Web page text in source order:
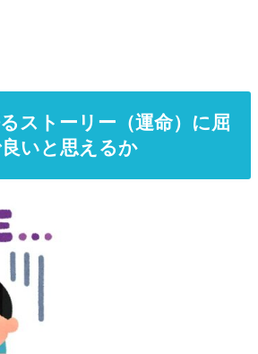
ストーリー（運命）に屈
いと思えるか